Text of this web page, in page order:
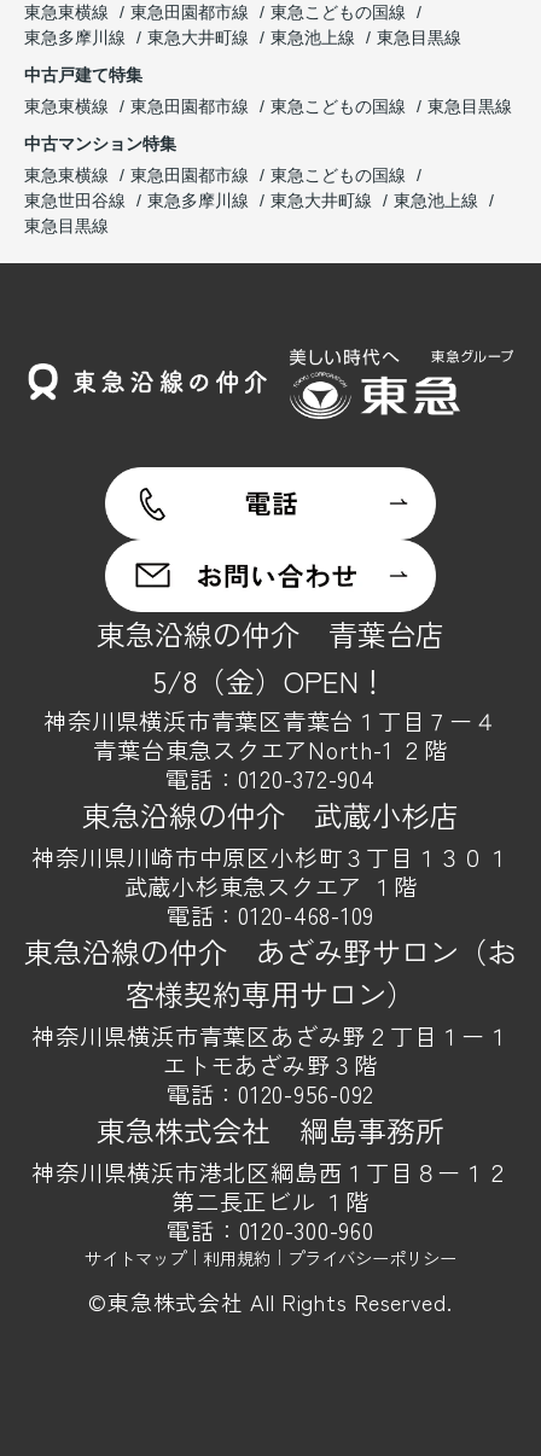
東急東横線
東急田園都市線
東急こどもの国線
東急多摩川線
東急大井町線 東急池上線
東急目黒線
中古戸建て特集
東急東横線
東急田園都市線 東急こどもの国線
東急目黒線
中古マンション特集
東急東横線
東急田園都市線
東急こどもの国線
東急世田谷線
東急多摩川線 東急大井町線
東急池上線
東急目黒線
東急沿線の仲介 青葉台店
5/8（金）OPEN！
神奈川県横浜市青葉区青葉台１丁目７ー４
青葉台東急スクエアNorth-1 ２階
電話： 0120-372-904
東急沿線の仲介 武蔵小杉店
神奈川県川崎市中原区小杉町３丁目１３０１
武蔵小杉東急スクエア １階
電話：0120-468-109
東急沿線の仲介 あざみ野サロン（お
客様契約専用サロン）
神奈川県横浜市青葉区あざみ野２丁目１ー１
エトモあざみ野３階
電話：0120-956-092
東急株式会社 綱島事務所
神奈川県横浜市港北区綱島西１丁目８ー１２
第二長正ビル １階
電話： 0120-300-960
サイトマップ｜ 利用規約 ｜ プライバシーポリシー
©東急株式会社 All Rights Reserved.